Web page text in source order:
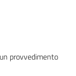
provvedimento